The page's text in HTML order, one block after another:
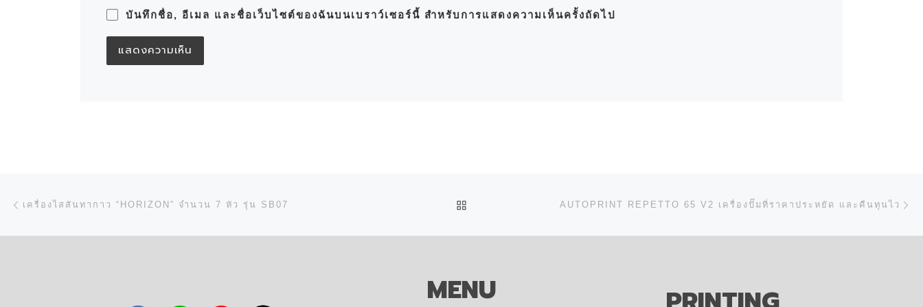
บันทึกชื่อ, อีเมล และชื่อเว็บไซต์ของฉันบนเบราว์เซอร์นี้ สำหรับการแสดงความเห็นครั้งถัดไป
การนำทางของเรื่อง
เครื่องไสสันทากาว “HORIZON” จำนวน 7 หัว รุ่น SB07 BACK TO POST LISTAUTOPRINT REPETTO 65 V2 เครื่องปั๊มที่ราคาประหยัด และคืนทุนไว
MENU